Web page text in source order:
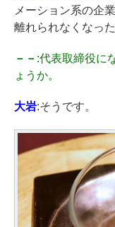
メーション系の企
離れられなくなった
－－ :代表取締役に
ょうか。
大岩:そうです。